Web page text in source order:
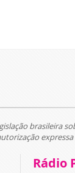
brasileira
Rádio